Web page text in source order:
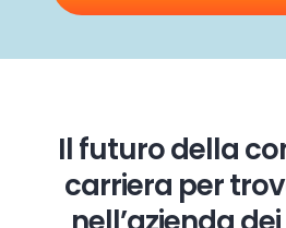
Il futuro della
carriera per